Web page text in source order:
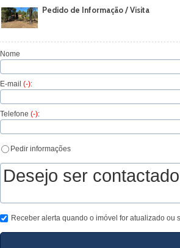
Pedido de Informação / Visita
Nome
E-mail (-):
Telefone (-):
Pedir informações
Receber alerta quando o imóvel for atualizado ou